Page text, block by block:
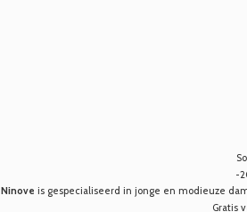
-
Ninove is gespecialiseerd in jonge en modieuze
Gratis